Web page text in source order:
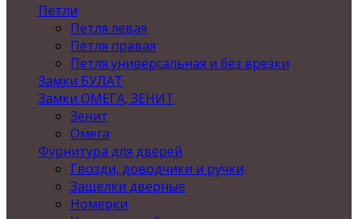
Петли
Петля левая
Петля правая
Петля универсальная и без врезки
Замки БУЛАТ
Замки ОМЕГА, ЗЕНИТ
Зенит
Омега
Фурнитура для дверей
Гвозди, доводчики и ручки
Защелки дверные
Номерки